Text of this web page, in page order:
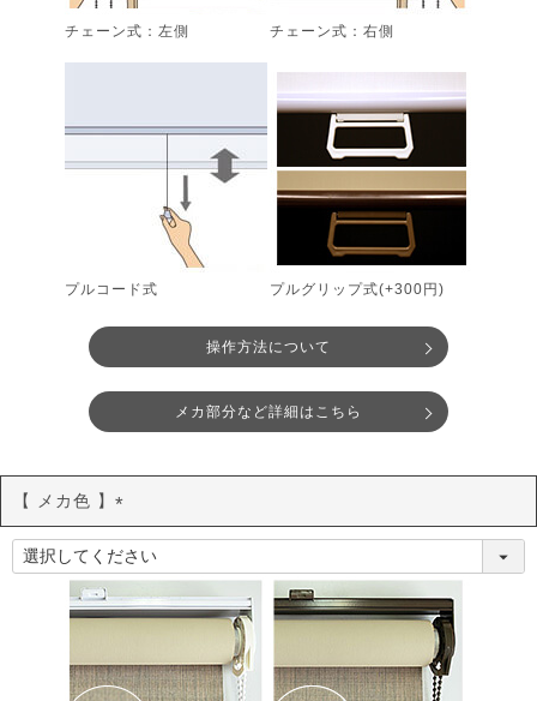
チェーン式：左側 チェーン式：右側
プルコード式 プルグリップ式(+300円)
操作方法について
メカ部分など詳細はこちら
【 メカ色 】
(
必
須
)